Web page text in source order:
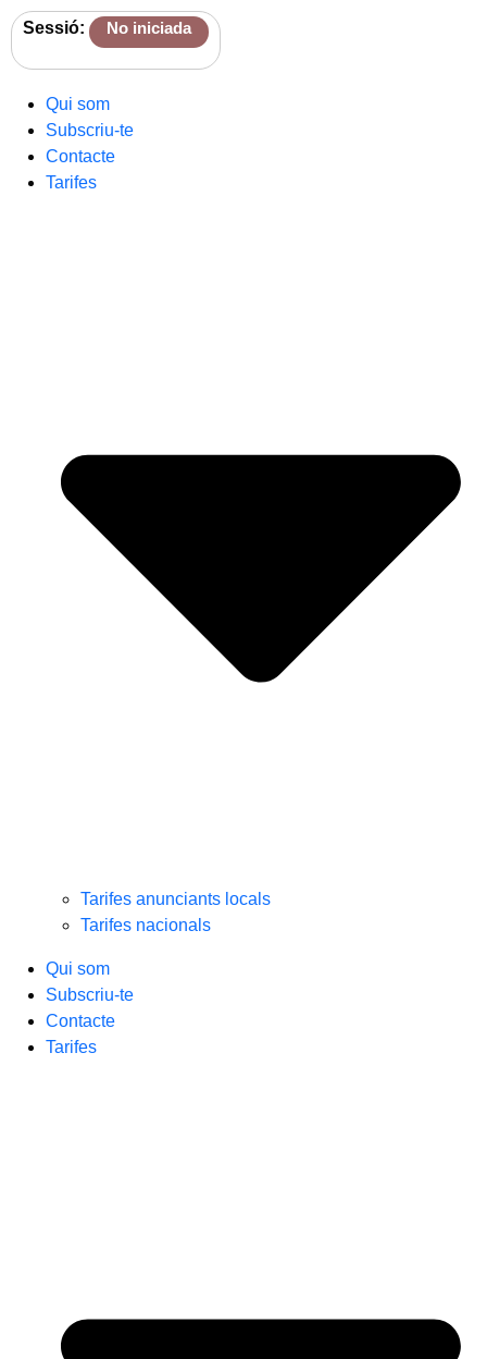
Sessió: No iniciada
Qui som
Subscriu-te
Contacte
Tarifes
Tarifes anunciants locals
Tarifes nacionals
Qui som
Subscriu-te
Contacte
Tarifes